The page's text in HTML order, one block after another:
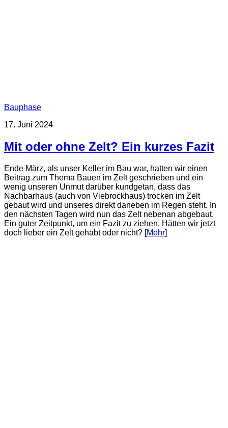
Bauphase
17. Juni 2024
Mit oder ohne Zelt? Ein kurzes Fazit
Ende März, als unser Keller im Bau war, hatten wir einen
Beitrag zum Thema Bauen im Zelt geschrieben und ein
wenig unseren Unmut darüber kundgetan, dass das
Nachbarhaus (auch von Viebrockhaus) trocken im Zelt
gebaut wird und unseres direkt daneben im Regen steht. In
den nächsten Tagen wird nun das Zelt nebenan abgebaut.
Ein guter Zeitpunkt, um ein Fazit zu ziehen. Hätten wir jetzt
doch lieber ein Zelt gehabt oder nicht? [Mehr]